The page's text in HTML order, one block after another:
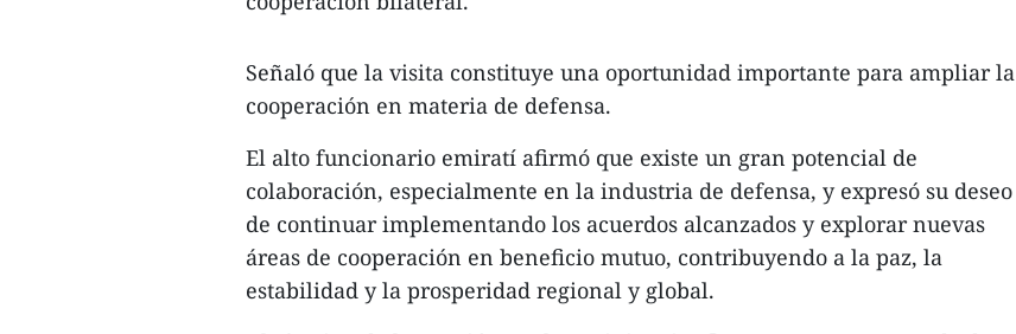
Señaló que la visita constituye una oportunidad importante para ampliar la
cooperación en materia de defensa.
El alto funcionario emiratí afirmó que existe un gran potencial de
colaboración, especialmente en la industria de defensa, y expresó su deseo
de continuar implementando los acuerdos alcanzados y explorar nuevas
áreas de cooperación en beneficio mutuo, contribuyendo a la paz, la
estabilidad y la prosperidad regional y global.